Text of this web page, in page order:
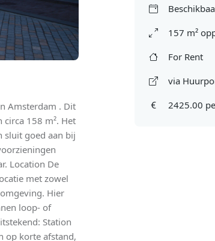
Amsterdam . Dit
158 m². Het
sluit goed aan bij
Location De
met zowel
Hier
loop- of
Station
op korte afstand,
157 m²
For Rent
via
2425.00